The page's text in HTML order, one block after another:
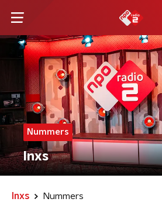
Nummers
Inxs
Inxs Nummers